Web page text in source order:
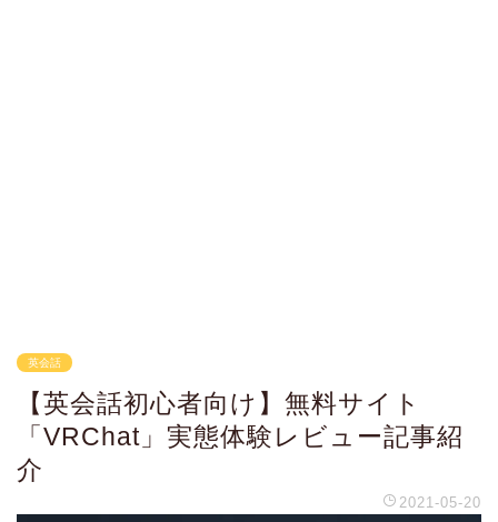
英会話
【英会話初心者向け】無料サイト
「VRChat」実態体験レビュー記事紹
介
2021-05-20